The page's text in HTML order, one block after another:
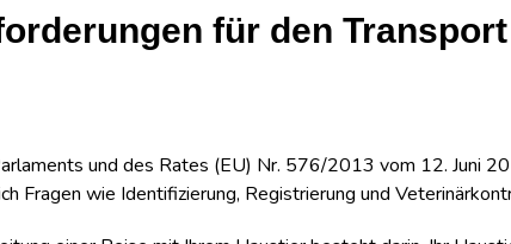
für den
und des Rates (EU) Nr. 576/2013 vom 12. Juni
Fragen wie Identifizierung, Registrierung und